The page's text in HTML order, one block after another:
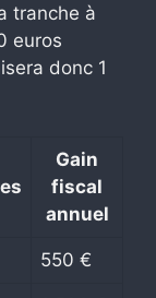
tranche à
euros
donc 1
Gain
fiscal
annuel
550 €